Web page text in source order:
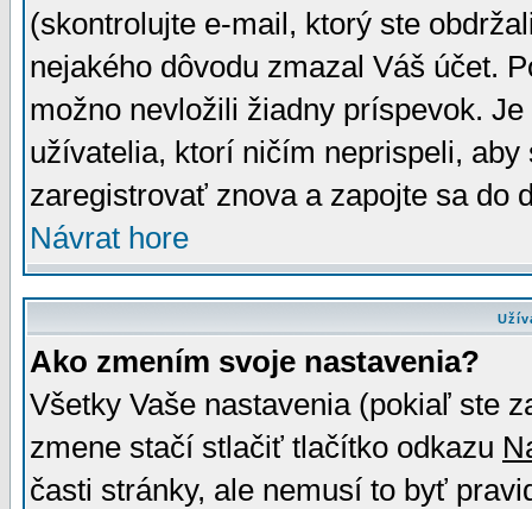
(skontrolujte e-mail, ktorý ste
nejakého dôvodu zmazal Váš účet.
možno nevložili žiadny príspevok.
užívatelia, ktorí ničím neprispeli,
zaregistrovať znova a zapojte sa do
Návrat hore
Ako zmením svoje nastavenia?
Všetky Vaše nastavenia (pokiaľ ste
zmene stačí stlačiť tlačítko odkazu
časti stránky, ale nemusí to byť